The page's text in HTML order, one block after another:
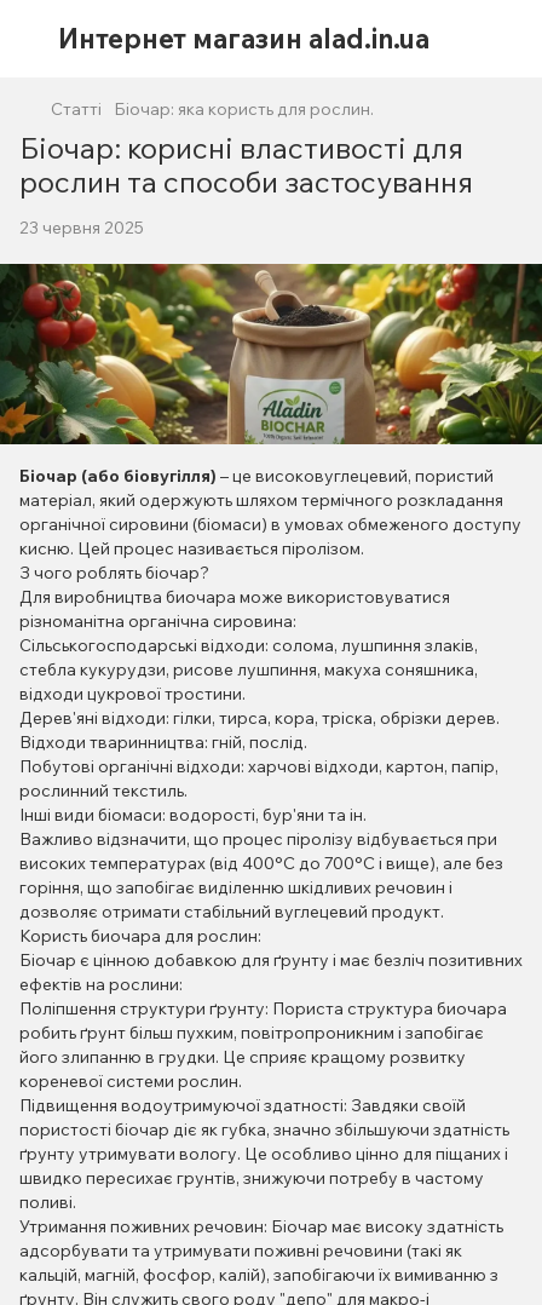
Интернет магазин alad.in.ua
Статті Біочар: яка користь для рослин.
Біочар: корисні властивості для
рослин та способи застосування
23 червня 2025
Біочар (або біовугілля) – це високовуглецевий, пористий
матеріал, який одержують шляхом термічного розкладання
органічної сировини (біомаси) в умовах обмеженого доступу
кисню. Цей процес називається піролізом.
З чого роблять біочар?
Для виробництва биочара може використовуватися
різноманітна органічна сировина:
Сільськогосподарські відходи: солома, лушпиння злаків,
стебла кукурудзи, рисове лушпиння, макуха соняшника,
відходи цукрової тростини.
Дерев'яні відходи: гілки, тирса, кора, тріска, обрізки дерев.
Відходи тваринництва: гній, послід.
Побутові органічні відходи: харчові відходи, картон, папір,
рослинний текстиль.
Інші види біомаси: водорості, бур'яни та ін.
Важливо відзначити, що процес піролізу відбувається при
високих температурах (від 400°C до 700°C і вище), але без
горіння, що запобігає виділенню шкідливих речовин і
дозволяє отримати стабільний вуглецевий продукт.
Користь биочара для рослин:
Біочар є цінною добавкою для ґрунту і має безліч позитивних
ефектів на рослини:
Поліпшення структури ґрунту: Пориста структура биочара
робить ґрунт більш пухким, повітропроникним і запобігає
його злипанню в грудки. Це сприяє кращому розвитку
кореневої системи рослин.
Підвищення водоутримуючої здатності: Завдяки своїй
пористості біочар діє як губка, значно збільшуючи здатність
ґрунту утримувати вологу. Це особливо цінно для піщаних і
швидко пересихає грунтів, знижуючи потребу в частому
поливі.
Утримання поживних речовин: Біочар має високу здатність
адсорбувати та утримувати поживні речовини (такі як
кальцій, магній, фосфор, калій), запобігаючи їх вимиванню з
ґрунту. Він служить свого роду "депо" для макро-і